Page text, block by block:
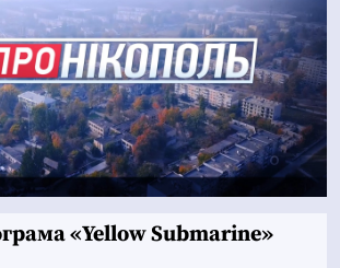
«Yellow Submarine»